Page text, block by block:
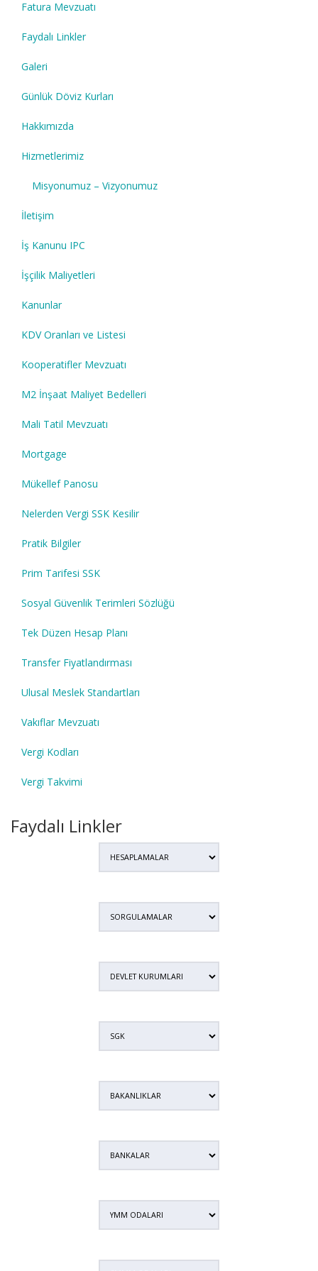
Fatura Mevzuatı
Faydalı Linkler
Galeri
Günlük Döviz Kurları
Hakkımızda
Hizmetlerimiz
Misyonumuz – Vizyonumuz
İletişim
İş Kanunu IPC
İşçilik Maliyetleri
Kanunlar
KDV Oranları ve Listesi
Kooperatifler Mevzuatı
M2 İnşaat Maliyet Bedelleri
Mali Tatil Mevzuatı
Mortgage
Mükellef Panosu
Nelerden Vergi SSK Kesilir
Pratik Bilgiler
Prim Tarifesi SSK
Sosyal Güvenlik Terimleri Sözlüğü
Tek Düzen Hesap Planı
Transfer Fiyatlandırması
Ulusal Meslek Standartları
Vakıflar Mevzuatı
Vergi Kodları
Vergi Takvimi
Faydalı Linkler